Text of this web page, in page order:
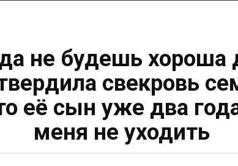
не будешь хороша
свекровь
её сын уже два
меня не уходить